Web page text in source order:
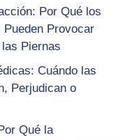
Por Qué los
Provocar
Piernas
Cuándo las
Perjudican o
Qué la